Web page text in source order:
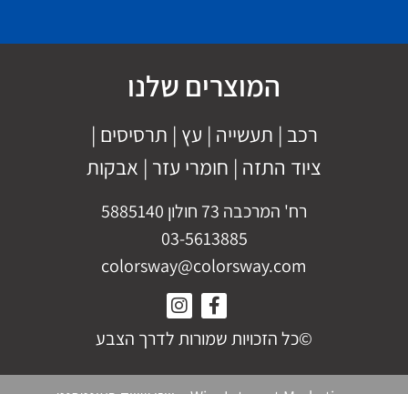
המוצרים שלנו
רכב | תעשייה | עץ | תרסיסים |
ציוד התזה | חומרי עזר | אבקות
רח' המרכבה 73 חולון 5885140
03-5613885
colorsway@colorsway.com
©כל הזכויות שמורות לדרך הצבע